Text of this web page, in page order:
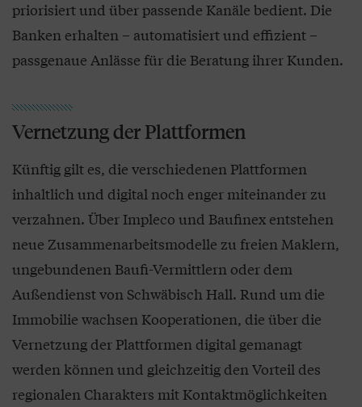
priorisiert und über passende Kanäle bedient. Die
Banken erhalten – automatisiert und effizient –
passgenaue Anlässe für die Beratung ihrer Kunden.
Vernetzung der Plattformen
Künftig gilt es, die verschiedenen Plattformen
inhaltlich und digital noch enger miteinander zu
verzahnen. Über Impleco und Baufinex entstehen
neue Zusammenarbeitsmodelle zu freien Maklern,
ungebundenen Baufi-Vermittlern oder dem
Außendienst von Schwäbisch Hall. Rund um die
Immobilie wachsen Kooperationen, die über die
Vernetzung der Plattformen digital gemanagt
werden können und gleichzeitig den Vorteil des
regionalen Charakters mit Kontaktmöglichkeiten